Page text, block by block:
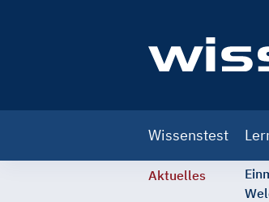
navigation
Wissenstest
Aktuelles